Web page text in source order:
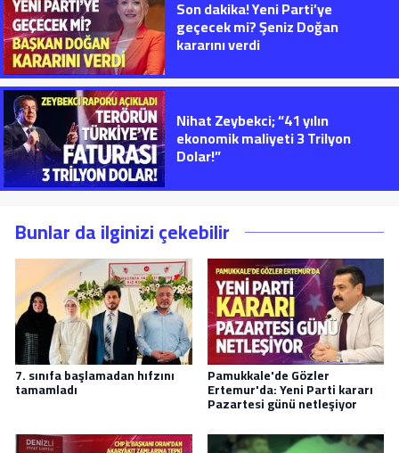
Son dakika! Yeni Parti’ye
geçecek mi? Şeniz Doğan
kararını verdi
Nihat Zeybekci; “41 yılın
ekonomik maliyeti 3 Trilyon
Dolar!”
Bunlar da ilginizi çekebilir
7. sınıfa başlamadan hıfzını
tamamladı
Pamukkale'de Gözler
Ertemur'da: Yeni Parti kararı
Pazartesi günü netleşiyor